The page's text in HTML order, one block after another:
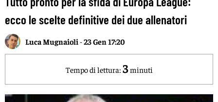
ecco le scelte definitive dei due allenatori
Luca Mugnaioli -23 Gen 17:20
Tempo di lettura: 3minuti